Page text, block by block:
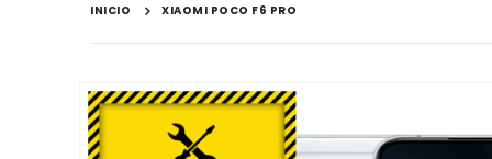
INICIO XIAOMI POCO F6 PRO
Saltar
al
final